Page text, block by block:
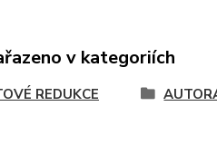
v kategoriích
REDUKCE